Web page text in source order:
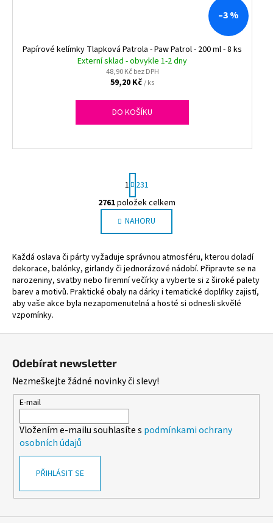
–3 %
Papírové kelímky Tlapková Patrola - Paw Patrol - 200 ml - 8 ks
Externí sklad - obvykle 1-2 dny
48,90 Kč bez DPH
59,20 Kč/ ks
DO KOŠÍKU
O
v
l
á
d
a
c
í
r
v
ý
s
S
t
r
á
n
k
v
á
n
í
1
231
2761položek celkem
NAHORU
Každá oslava či párty vyžaduje správnou atmosféru, kterou doladí
dekorace, balónky, girlandy či jednorázové nádobí. Připravte se na
narozeniny, svatby nebo firemní večírky a vyberte si z široké palety
barev a motivů. Praktické obaly na dárky i tematické doplňky zajistí,
aby vaše akce byla nezapomenutelná a hosté si odnesli skvělé
vzpomínky.
Odebírat newsletter
Nezmeškejte žádné novinky či slevy!
E-mail
Vložením e-mailu souhlasíte s podmínkami ochrany
osobních údajů
PŘIHLÁSIT SE